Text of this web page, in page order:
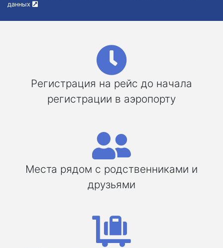
данных
Регистрация на рейс до начала
регистрации в аэропорту
Места рядом с родственниками и
друзьями